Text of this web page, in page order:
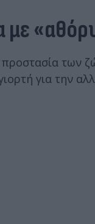
με
προστασία των
για την